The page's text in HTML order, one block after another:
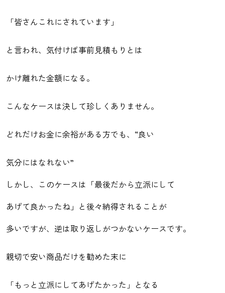
「皆さんこれにされています」
と言われ、気付けば事前見積もりとは
かけ離れた金額になる。
こんなケースは決して珍しくありません。
どれだけお金に余裕がある方でも、“良い
気分にはなれない”
しかし、このケースは「最後だから立派にして
あげて良かったね」と後々納得されることが
多いですが、逆は取り返しがつかないケースです。
親切で安い商品だけを勧めた末に
「もっと立派にしてあげたかった」となる